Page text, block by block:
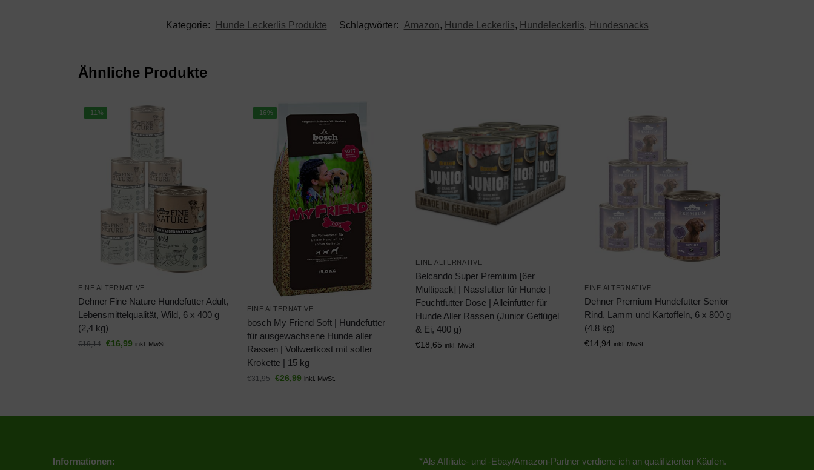
Kategorie: Hunde Leckerlis Produkte Schlagwörter: Amazon, Hunde Leckerlis, Hundeleckerlis, Hundesnacks
Ähnliche Produkte
-11%
EINE ALTERNATIVE
Dehner Fine Nature Hundefutter Adult,
Lebensmittelqualität, Wild, 6 x 400 g
(2,4 kg)
€19,14 €16,99 inkl. MwSt.
-16%
EINE ALTERNATIVE
bosch My Friend Soft | Hundefutter
für ausgewachsene Hunde aller
Rassen | Vollwertkost mit softer
Krokette | 15 kg
€31,95 €26,99 inkl. MwSt.
EINE ALTERNATIVE
Belcando Super Premium [6er
Multipack] | Nassfutter für Hunde |
Feuchtfutter Dose | Alleinfutter für
Hunde Aller Rassen (Junior Geflügel
& Ei, 400 g)
€18,65 inkl. MwSt.
EINE ALTERNATIVE
Dehner Premium Hundefutter Senior
Rind, Lamm und Kartoffeln, 6 x 800 g
(4.8 kg)
€14,94 inkl. MwSt.
Informationen: *Als Affiliate- und -Ebay/Amazon-Partner verdiene ich an qualifizierten Käufen.